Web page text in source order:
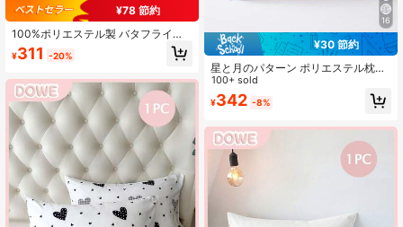
¥78 節約
100%ポリエステル製 バタフライ柄
枕カバー 1個入り(中材なし)
¥311 -20%
16
¥30 節約
星と月のパターン ポリエステル枕カ
バー 1枚/2枚/4枚入り(枕芯は含まれ
ません)、柔らかく快適、オールシー
ズン使用可能
100+ sold
¥342 -8%